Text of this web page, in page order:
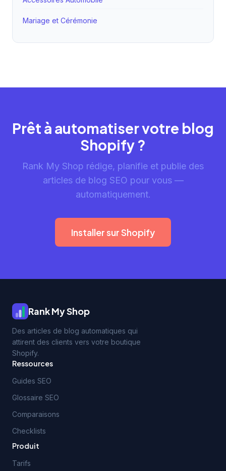
Mariage et Cérémonie
Prêt à automatiser votre blog
Shopify ?
Rank My Shop rédige, planifie et publie des
articles de blog SEO pour vous —
automatiquement.
Installer sur Shopify
Rank My Shop
Des articles de blog automatiques qui
attirent des clients vers votre boutique
Shopify.
Ressources
Guides SEO
Glossaire SEO
Comparaisons
Checklists
Produit
Tarifs